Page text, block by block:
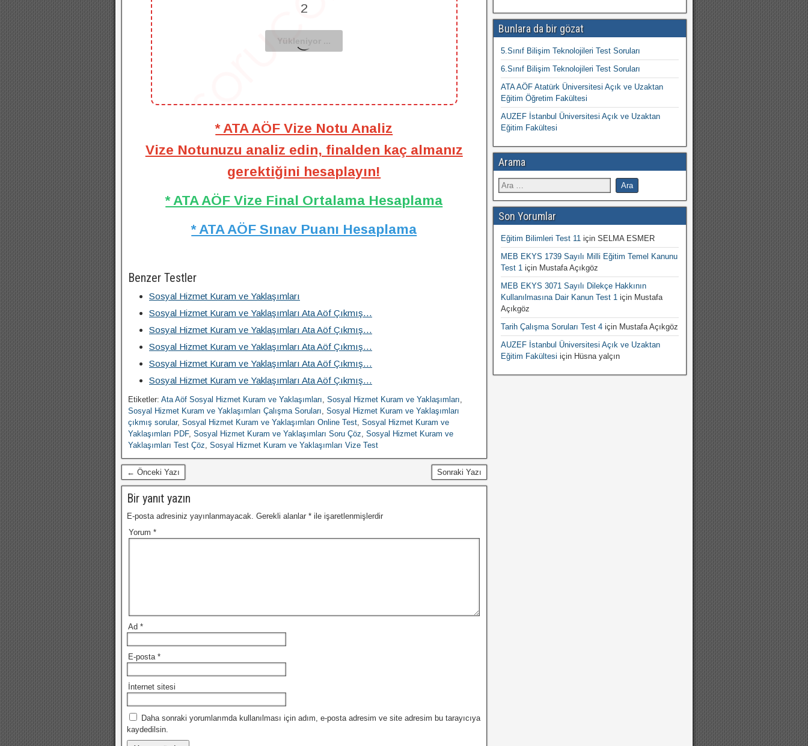
2
* ATA AÖF Vize Notu Analiz
Vize Notunuzu analiz edin, finalden kaç almanız
gerektiğini hesaplayın!
* ATA AÖF Vize Final Ortalama Hesaplama
* ATA AÖF Sınav Puanı Hesaplama
Benzer Testler
Sosyal Hizmet Kuram ve Yaklaşımları
Sosyal Hizmet Kuram ve Yaklaşımları Ata Aöf Çıkmış…
Sosyal Hizmet Kuram ve Yaklaşımları Ata Aöf Çıkmış…
Sosyal Hizmet Kuram ve Yaklaşımları Ata Aöf Çıkmış…
Sosyal Hizmet Kuram ve Yaklaşımları Ata Aöf Çıkmış…
Sosyal Hizmet Kuram ve Yaklaşımları Ata Aöf Çıkmış…
Etiketler: Ata Aöf Sosyal Hizmet Kuram ve Yaklaşımları, Sosyal Hizmet Kuram ve Yaklaşımları,
Sosyal Hizmet Kuram ve Yaklaşımları Çalışma Soruları, Sosyal Hizmet Kuram ve Yaklaşımları
çıkmış sorular, Sosyal Hizmet Kuram ve Yaklaşımları Online Test, Sosyal Hizmet Kuram ve
Yaklaşımları PDF, Sosyal Hizmet Kuram ve Yaklaşımları Soru Çöz, Sosyal Hizmet Kuram ve
Yaklaşımları Test Çöz, Sosyal Hizmet Kuram ve Yaklaşımları Vize Test
← Önceki Yazı Sonraki Yazı
Bir yanıt yazın
E-posta adresiniz yayınlanmayacak. Gerekli alanlar * ile işaretlenmişlerdir
Yorum *
Ad *
E-posta *
İnternet sitesi
Daha sonraki yorumlarımda kullanılması için adım, e-posta adresim ve site adresim bu tarayıcıya
kaydedilsin.
Bunlara da bir gözat
5.Sınıf Bilişim Teknolojileri Test Soruları
6.Sınıf Bilişim Teknolojileri Test Soruları
ATA AÖF Atatürk Üniversitesi Açık ve Uzaktan
Eğitim Öğretim Fakültesi
AUZEF İstanbul Üniversitesi Açık ve Uzaktan
Eğitim Fakültesi
Arama
Son Yorumlar
Eğitim Bilimleri Test 11için SELMA ESMER
MEB EKYS 1739 Sayılı Milli Eğitim Temel Kanunu
Test 1için Mustafa Açıkgöz
MEB EKYS 3071 Sayılı Dilekçe Hakkının
Kullanılmasına Dair Kanun Test 1için Mustafa
Açıkgöz
Tarih Çalışma Soruları Test 4için Mustafa Açıkgöz
AUZEF İstanbul Üniversitesi Açık ve Uzaktan
Eğitim Fakültesi için Hüsna yalçın